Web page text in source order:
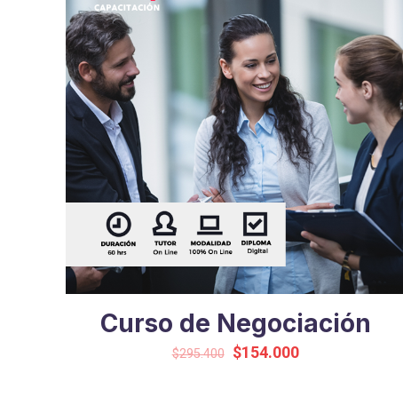
Curso de Negociación
$295.400
Original
$154.000Current